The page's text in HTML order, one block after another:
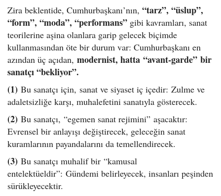
Zira beklentide, Cumhurbaşkanı’nın, “tarz”, “üslup”,
“form”, “moda”, “performans” gibi kavramları, sanat
teorilerine aşina olanlara garip gelecek biçimde
kullanmasından öte bir durum var: Cumhurbaşkanı en
azından üç açıdan, modernist, hatta “avant-garde” bir
sanatçı “bekliyor”.
(1) Bu sanatçı için, sanat ve siyaset iç içedir: Zulme ve
adaletsizliğe karşı, muhalefetini sanatıyla gösterecek.
(2) Bu sanatçı, “egemen sanat rejimini” aşacaktır:
Evrensel bir anlayışı değiştirecek, geleceğin sanat
kuramlarının payandalarını da temellendirecek.
(3) Bu sanatçı muhalif bir “kamusal
entelektüeldir”: Gündemi belirleyecek, insanları peşinden
sürükleyecektir.